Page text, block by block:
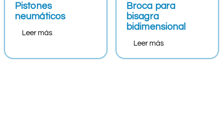
Pistones
neumáticos
Leer más
Broca para
bisagra
bidimensional
Leer más